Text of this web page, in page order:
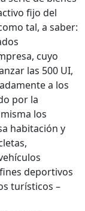
fijo del
tal, a saber:
cuyo
las 500 UI,
a los
por la
los
habitación y
deportivos
turísticos –